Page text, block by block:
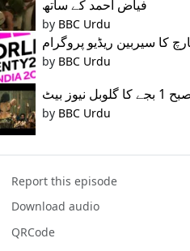
فیاض احمد کے ساتھ
by BBC Urdu
by BBC Urdu
by BBC Urdu
Report this episode
Download audio
QRCode